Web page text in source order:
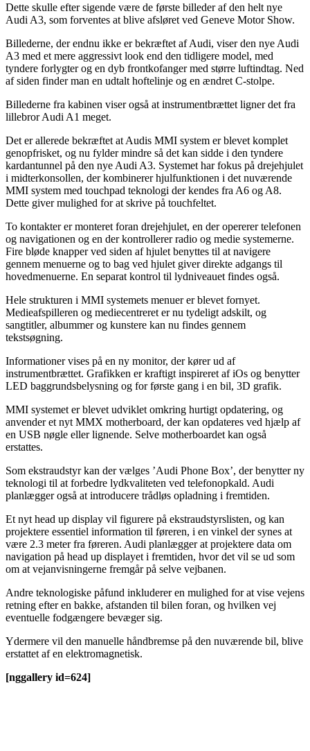
Dette skulle efter sigende være de første billeder af den helt nye
Audi A3, som forventes at blive afsløret ved Geneve Motor Show.
Billederne, der endnu ikke er bekræftet af Audi, viser den nye Audi
A3 med et mere aggressivt look end den tidligere model, med
tyndere forlygter og en dyb frontkofanger med større luftindtag. Ned
af siden finder man en udtalt hoftelinje og en ændret C-stolpe.
Billederne fra kabinen viser også at instrumentbrættet ligner det fra
lillebror Audi A1 meget.
Det er allerede bekræftet at Audis MMI system er blevet komplet
genopfrisket, og nu fylder mindre så det kan sidde i den tyndere
kardantunnel på den nye Audi A3. Systemet har fokus på drejehjulet
i midterkonsollen, der kombinerer hjulfunktionen i det nuværende
MMI system med touchpad teknologi der kendes fra A6 og A8.
Dette giver mulighed for at skrive på touchfeltet.
To kontakter er monteret foran drejehjulet, en der opererer telefonen
og navigationen og en der kontrollerer radio og medie systemerne.
Fire bløde knapper ved siden af hjulet benyttes til at navigere
gennem menuerne og to bag ved hjulet giver direkte adgangs til
hovedmenuerne. En separat kontrol til lydniveauet findes også.
Hele strukturen i MMI systemets menuer er blevet fornyet.
Medieafspilleren og mediecentreret er nu tydeligt adskilt, og
sangtitler, albummer og kunstere kan nu findes gennem
tekstsøgning.
Informationer vises på en ny monitor, der kører ud af
instrumentbrættet. Grafikken er kraftigt inspireret af iOs og benytter
LED baggrundsbelysning og for første gang i en bil, 3D grafik.
MMI systemet er blevet udviklet omkring hurtigt opdatering, og
anvender et nyt MMX motherboard, der kan opdateres ved hjælp af
en USB nøgle eller lignende. Selve motherboardet kan også
erstattes.
Som ekstraudstyr kan der vælges ’Audi Phone Box’, der benytter ny
teknologi til at forbedre lydkvaliteten ved telefonopkald. Audi
planlægger også at introducere trådløs opladning i fremtiden.
Et nyt head up display vil figurere på ekstraudstyrslisten, og kan
projektere essentiel information til føreren, i en vinkel der synes at
være 2.3 meter fra føreren. Audi planlægger at projektere data om
navigation på head up displayet i fremtiden, hvor det vil se ud som
om at vejanvisningerne fremgår på selve vejbanen.
Andre teknologiske påfund inkluderer en mulighed for at vise vejens
retning efter en bakke, afstanden til bilen foran, og hvilken vej
eventuelle fodgængere bevæger sig.
Ydermere vil den manuelle håndbremse på den nuværende bil, blive
erstattet af en elektromagnetisk.
[nggallery id=624]